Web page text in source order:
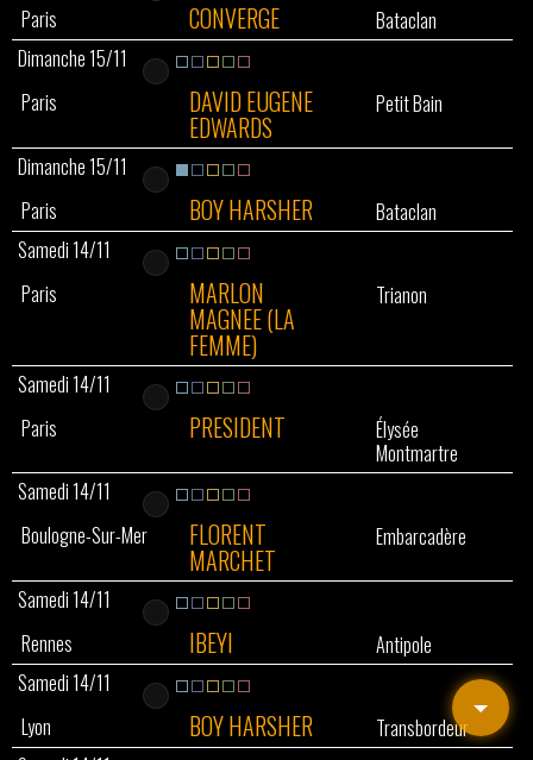
Paris
CONVERGE
Bataclan
Dimanche 15/11
Paris
DAVID EUGENE
EDWARDS
Petit Bain
Dimanche 15/11
Paris
BOY HARSHER
Bataclan
Samedi 14/11
Paris
MARLON
MAGNEE (LA
FEMME)
Trianon
Samedi 14/11
Paris
PRESIDENT
Élysée
Montmartre
Samedi 14/11
Boulogne-Sur-Mer
FLORENT
MARCHET
Embarcadère
Samedi 14/11
Rennes
IBEYI
Antipole
Samedi 14/11
Lyon
BOY HARSHER
Transbordeur